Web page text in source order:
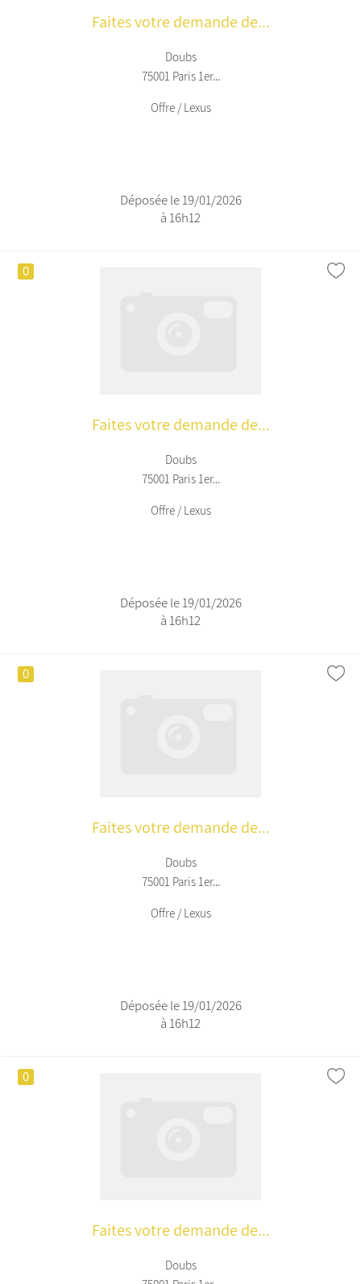
Faites votre demande de...
Doubs
75001 Paris 1er...
Offre / Lexus
Déposée le 19/01/2026
à 16h12
0
Faites votre demande de...
Doubs
75001 Paris 1er...
Offre / Lexus
Déposée le 19/01/2026
à 16h12
0
Faites votre demande de...
Doubs
75001 Paris 1er...
Offre / Lexus
Déposée le 19/01/2026
à 16h12
0
Faites votre demande de...
Doubs